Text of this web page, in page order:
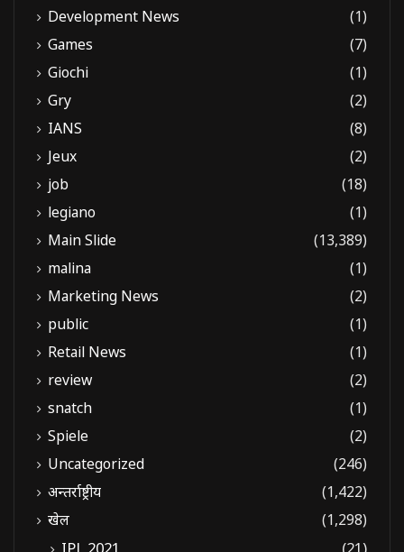
Development News
(1)
Games
(7)
Giochi
(1)
Gry
(2)
IANS
(8)
Jeux
(2)
job
(18)
legiano
(1)
Main Slide
(13,389)
malina
(1)
Marketing News
(2)
public
(1)
Retail News
(1)
review
(2)
snatch
(1)
Spiele
(2)
Uncategorized
(246)
अन्तर्राष्ट्रीय
(1,422)
खेल
(1,298)